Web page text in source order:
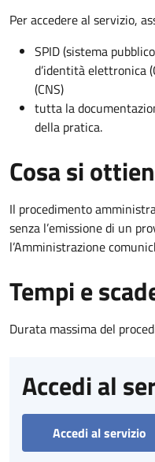
Per accedere al servizio,
SPID (sistema
d’identità elettronica
(CNS)
tutta la
della pratica.
Cosa si
Il procedimento
senza l’emissione di un
l’Amministrazione
Tempi e
Durata massima del
Accedi al
Accedi al servizio